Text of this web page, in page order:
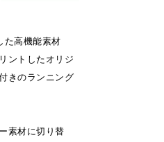
た高機能素材
ントしたオリジ
きのランニング
素材に切り替